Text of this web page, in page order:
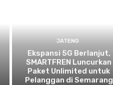
JATENG
Ekspansi 5G Berlanjut,
SMARTFREN Luncurkan
Paket Unlimited untuk
Pelanggan di Semarang